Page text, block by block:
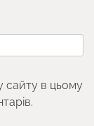
сайту в цьому